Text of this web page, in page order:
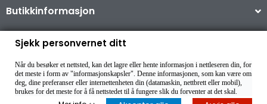
Butikkinformasjon
Copyright © 2026
Sjekk personvernet ditt
Når du besøker et nettsted, kan det lagre eller hente informasjon i nettleseren din, for
det meste i form av "informasjonskapsler". Denne informasjonen, som kan være om
deg, dine preferanser eller internettenheten din (datamaskin, nettbrett eller mobil),
brukes for det meste for å få nettstedet til å fungere slik du forventer at det skal.